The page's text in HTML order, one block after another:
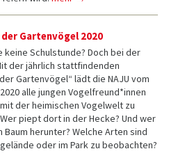
Gartenvögel 2020
keine Schulstunde? Doch bei der
der jährlich stattfindenden
Gartenvögel“ lädt die NAJU vom
alle jungen Vogelfreund*innen
der heimischen Vogelwelt zu
piept dort in der Hecke? Und wer
herunter? Welche Arten sind
oder im Park zu beobachten?